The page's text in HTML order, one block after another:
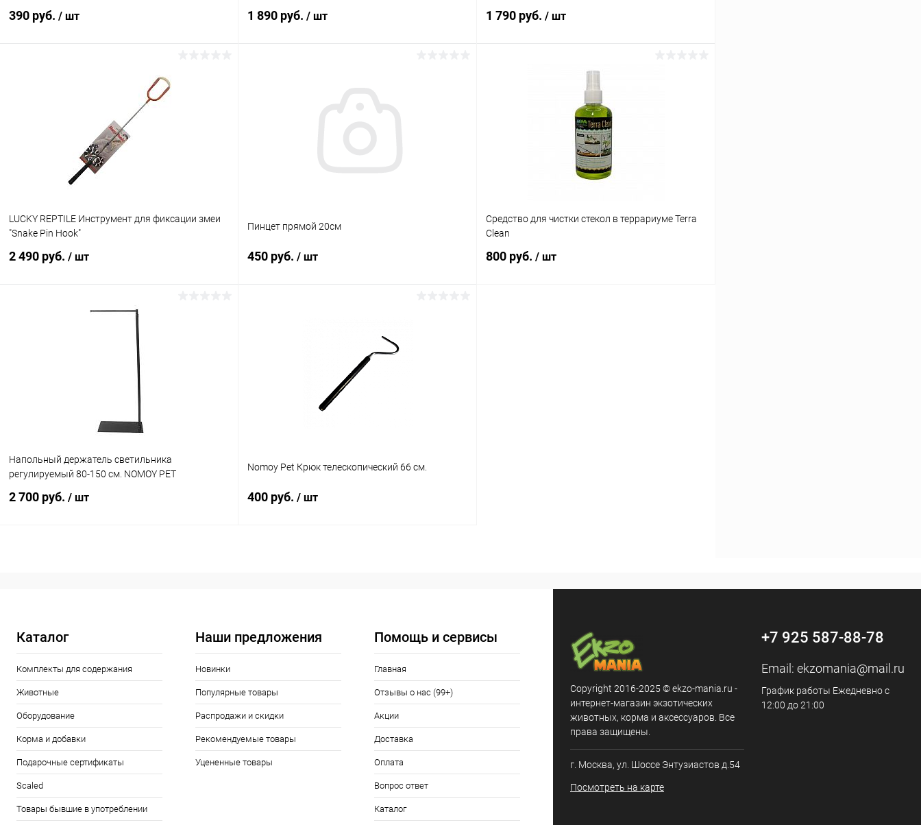
390 руб. / шт
Сравнение
1 890 руб. / шт 1 790 руб. / шт
В корзину
LUCKY REPTILE Инструмент для фиксации змеи
"Snake Pin Hook"
2 490 руб. / шт
В корзину
Пинцет прямой 20см
450 руб. / шт
Сравнение
Средство для чистки стекол в террариуме Terra
Clean
800 руб. / шт
Напольный держатель светильника
регулируемый 80-150 см. NOMOY PET
2 700 руб. / шт
Nomoy Pet Крюк телескопический 66 см.
400 руб. / шт
Каталог
Комплекты для содержания
Животные
Оборудование
Корма и добавки
Подарочные сертификаты
Scaled
Товары бывшие в употреблении
Наши предложения
Новинки
Популярные товары
Распродажи и скидки
Рекомендуемые товары
Уцененные товары
Помощь и сервисы
Главная
Отзывы о нас (99+)
Акции
Доставка
Оплата
Вопрос ответ
Каталог
Copyright 2016-2025 © ekzo-mania.ru -
интернет-магазин экзотических
животных, корма и аксессуаров. Все
права защищены.
г. Москва, ул. Шоссе Энтузиастов д.54
Посмотреть на карте
+7 925 587-88-78
Email: ekzomania@mail.ru
График работы Ежедневно с
12:00 до 21:00